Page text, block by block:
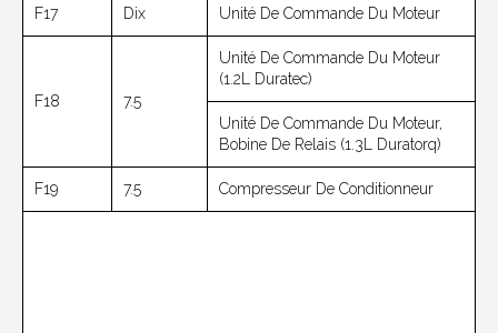
F17 Dix Unité De Commande Du Moteur
F18 7.5
Unité De Commande Du Moteur
(1.2L Duratec)
Unité De Commande Du Moteur,
Bobine De Relais (1.3L Duratorq)
F19 7.5 Compresseur De Conditionneur